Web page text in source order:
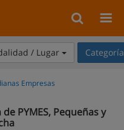
/ Lugar
Empresas
PYMES, Pequeñas y